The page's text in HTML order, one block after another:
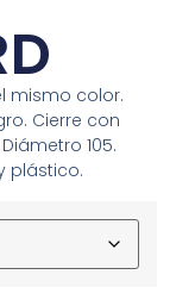
mismo color.
Cierre con
105.
plástico.